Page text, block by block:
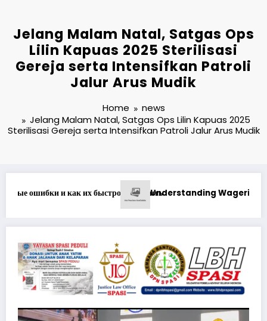
Jelang Malam Natal, Satgas Ops
Lilin Kapuas 2025 Sterilisasi
Gereja serta Intensifkan Patroli
Jalur Arus Mudik
Home
news
Jelang Malam Natal, Satgas Ops Lilin Kapuas 2025
Sterilisasi Gereja serta Intensifkan Patroli Jalur Arus Mudik
Requirements at Best Online Casino in Canada
1xbet Бонусные